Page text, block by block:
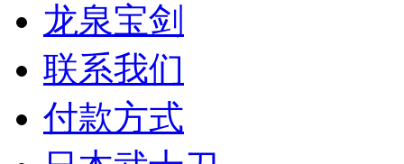
龙泉宝剑
联系我们
付款方式